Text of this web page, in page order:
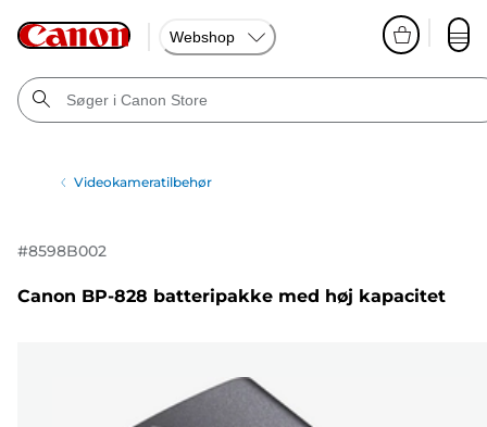
Webshop
Videokameratilbehør
#8598B002
Canon BP-828 batteripakke med høj kapacitet